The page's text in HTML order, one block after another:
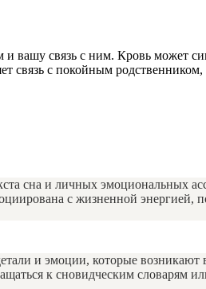
вашу связь с ним. Кровь может
с покойным
сна и личных эмоциональных
с жизненной энергией,
и эмоции, которые
к сновидческим словарям